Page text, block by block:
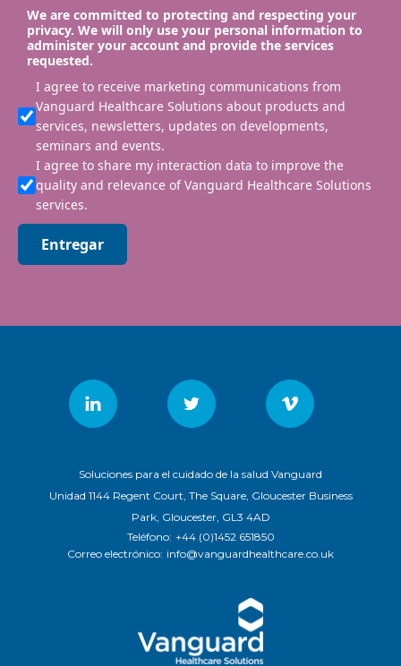
We are committed to protecting and respecting your
privacy. We will only use your personal information to
administer your account and provide the services
requested.
I agree to receive marketing communications from
Vanguard Healthcare Solutions about products and
services, newsletters, updates on developments,
seminars and events.
I agree to share my interaction data to improve the
quality and relevance of Vanguard Healthcare Solutions
services.
Entregar
Soluciones para el cuidado de la salud Vanguard
Unidad 1144 Regent Court, The Square, Gloucester Business
Park, Gloucester, GL3 4AD
Teléfono: +44 (0)1452 651850
Correo electrónico: info@vanguardhealthcare.co.uk